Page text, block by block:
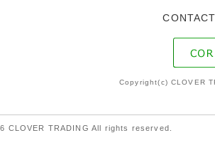
Copyright(c) CLOVER
CLOVER TRADING All rights reserved.